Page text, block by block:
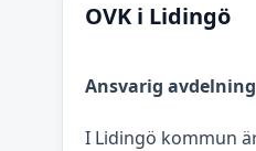
OVK i Lidingö
Ansvarig
I Lidingö kommun